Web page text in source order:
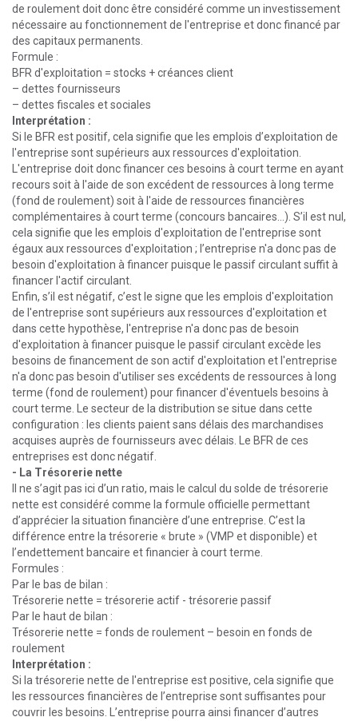
de roulement doit donc être considéré comme un investissement
nécessaire au fonctionnement de l'entreprise et donc financé par
des capitaux permanents.
Formule :
BFR d'exploitation = stocks + créances client
– dettes fournisseurs
– dettes fiscales et sociales
Interprétation :
Si le BFR est positif, cela signifie que les emplois d’exploitation de
l'entreprise sont supérieurs aux ressources d'exploitation.
L'entreprise doit donc financer ces besoins à court terme en ayant
recours soit à l'aide de son excédent de ressources à long terme
(fond de roulement) soit à l'aide de ressources financières
complémentaires à court terme (concours bancaires...). S’il est nul,
cela signifie que les emplois d'exploitation de l'entreprise sont
égaux aux ressources d'exploitation ; l’entreprise n'a donc pas de
besoin d'exploitation à financer puisque le passif circulant suffit à
financer l'actif circulant.
Enfin, s’il est négatif, c’est le signe que les emplois d'exploitation
de l'entreprise sont supérieurs aux ressources d'exploitation et
dans cette hypothèse, l'entreprise n'a donc pas de besoin
d'exploitation à financer puisque le passif circulant excède les
besoins de financement de son actif d'exploitation et l'entreprise
n'a donc pas besoin d'utiliser ses excédents de ressources à long
terme (fond de roulement) pour financer d'éventuels besoins à
court terme. Le secteur de la distribution se situe dans cette
configuration : les clients paient sans délais des marchandises
acquises auprès de fournisseurs avec délais. Le BFR de ces
entreprises est donc négatif.
- La Trésorerie nette
Il ne s’agit pas ici d’un ratio, mais le calcul du solde de trésorerie
nette est considéré comme la formule officielle permettant
d’apprécier la situation financière d’une entreprise. C’est la
différence entre la trésorerie « brute » (VMP et disponible) et
l’endettement bancaire et financier à court terme.
Formules :
Par le bas de bilan :
Trésorerie nette = trésorerie actif - trésorerie passif
Par le haut de bilan :
Trésorerie nette = fonds de roulement – besoin en fonds de
roulement
Interprétation :
Si la trésorerie nette de l'entreprise est positive, cela signifie que
les ressources financières de l’entreprise sont suffisantes pour
couvrir les besoins. L’entreprise pourra ainsi financer d’autres